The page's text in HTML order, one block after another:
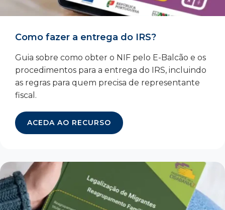
Como fazer a entrega do IRS?
Guia sobre como obter o NIF pelo E-Balcão e os
procedimentos para a entrega do IRS, incluindo
as regras para quem precisa de representante
fiscal.
ACEDA AO RECURSO